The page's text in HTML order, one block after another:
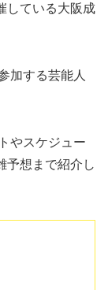
している大阪成
加する芸能人
やスケジュー
予想まで紹介し